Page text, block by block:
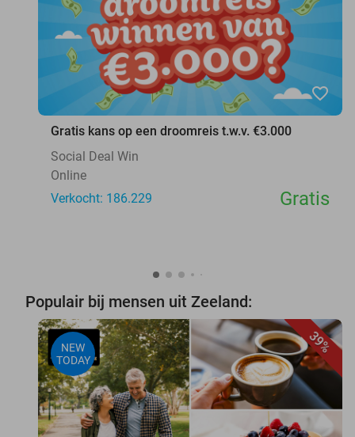
favorite_border
Gratis kans op een droomreis t.w.v. €3.000
Social Deal Win
Online
Verkocht: 186.229
Gratis
Populair bij mensen uit Zeeland:
39%
NEW
TODAY